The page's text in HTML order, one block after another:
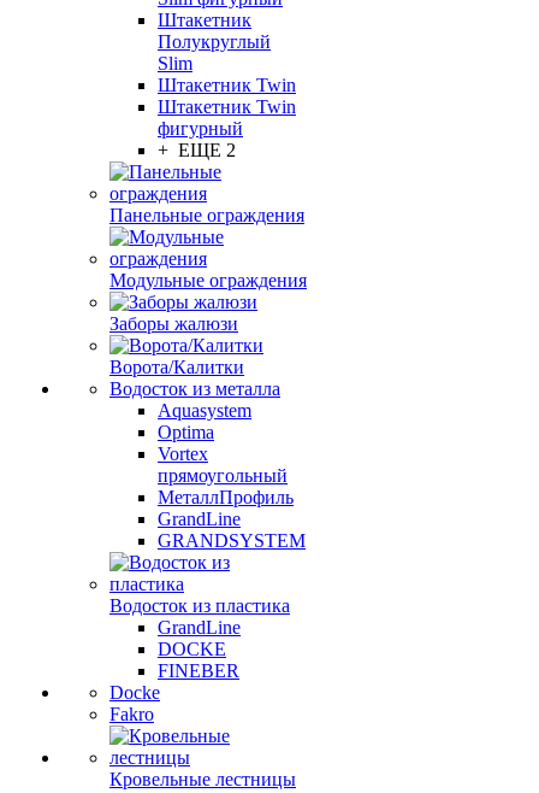
Штакетник
Полукруглый
Slim
Штакетник Twin
Штакетник Twin
фигурный
+ ЕЩЕ 2
Панельные ограждения
Модульные ограждения
Заборы жалюзи
Ворота/Калитки
Водосток из металла
Aquasystem
Optima
Vortex
прямоугольный
МеталлПрофиль
GrandLine
GRANDSYSTEM
Водосток из пластика
GrandLine
DOCKE
FINEBER
Docke
Fakro
Кровельные лестницы